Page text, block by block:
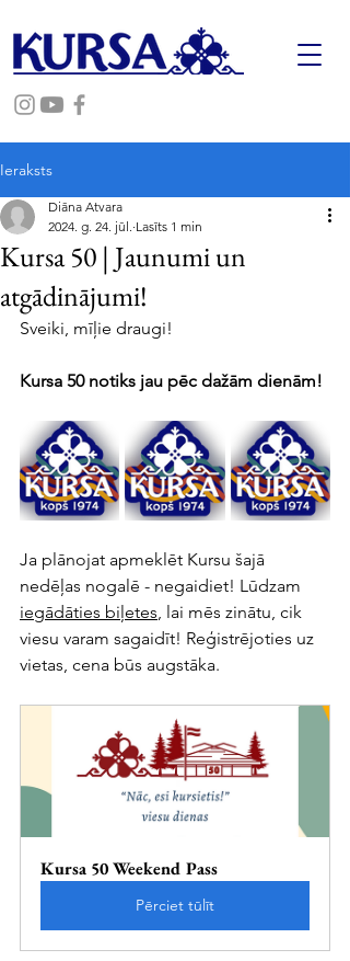
Ieraksts
Kursa 50 | Jaunumi un
atgādinājumi!
Diāna Atvara
2024. g. 24. jūl. Lasīts 1 min
Sveiki, mīļie draugi!
Kursa 50 notiks jau pēc dažām dienām!
Ja plānojat apmeklēt Kursu šajā
nedēļas nogalē - negaidiet! Lūdzam
iegādāties biļetes, lai mēs zinātu, cik
viesu varam sagaidīt! Reģistrējoties uz
vietas, cena būs augstāka.
Kursa 50 Weekend Pass
Pērciet tūlīt